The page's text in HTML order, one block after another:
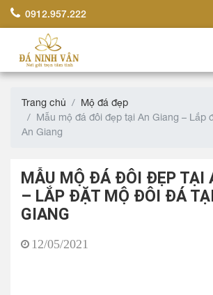
0912.957.222
Trang chủ
Mộ đá đẹp
Mẫu mộ đá đôi đẹp tại An Giang – Lắp
An Giang
MẪU MỘ ĐÁ ĐÔI ĐẸP TẠI
– LẮP ĐẶT MỘ ĐÔI ĐÁ
GIANG
12/05/2021